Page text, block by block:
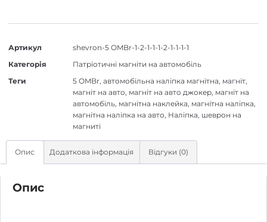
Артикул
shevron-5 OMBr-1-2-1-1-1-2-1-1-1-1
Категорія
Патріотичні магніти на автомобіль
Теги
5 OMBr, автомобільна наліпка магнітна, магніт,
магніт на авто, магніт на авто джокер, магніт на
автомобіль, магнітна наклейка, магнітна наліпка,
магнітна наліпка на авто, Наліпка, шеврон на
магниті
Опис Додаткова інформація Відгуки (0)
Опис